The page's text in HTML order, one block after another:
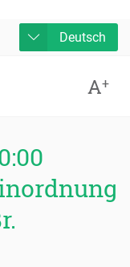
Deutsch
A+